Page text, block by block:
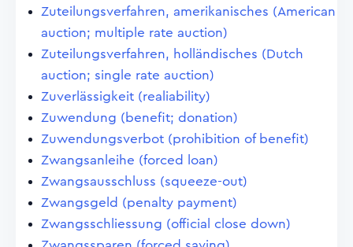
Zuteilungsverfahren, amerikanisches (American
auction; multiple rate auction)
Zuteilungsverfahren, holländisches (Dutch
auction; single rate auction)
Zuverlässigkeit (realiability)
Zuwendung (benefit; donation)
Zuwendungsverbot (prohibition of benefit)
Zwangsanleihe (forced loan)
Zwangsausschluss (squeeze-out)
Zwangsgeld (penalty payment)
Zwangsschliessung (official close down)